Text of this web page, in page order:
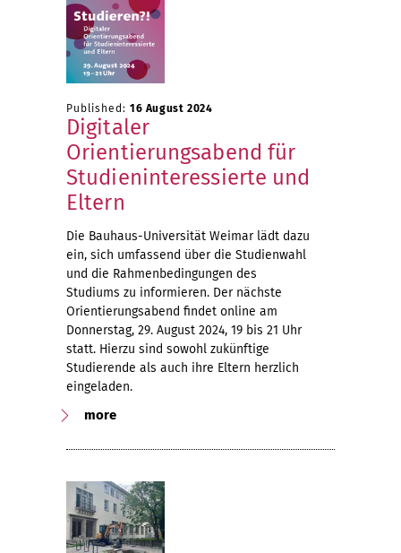
Published: 16 August 2024
Digitaler
Orientierungsabend für
Studieninteressierte und
Eltern
Die Bauhaus-Universität Weimar lädt dazu
ein, sich umfassend über die Studienwahl
und die Rahmenbedingungen des
Studiums zu informieren. Der nächste
Orientierungsabend findet online am
Donnerstag, 29. August 2024, 19 bis 21 Uhr
statt. Hierzu sind sowohl zukünftige
Studierende als auch ihre Eltern herzlich
eingeladen.
more